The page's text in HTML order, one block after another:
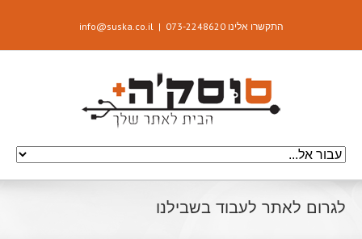
התקשרו אלינו 073-2248620 |
info@suska.co.il
לגרום לאתר לעבוד בשבילנו